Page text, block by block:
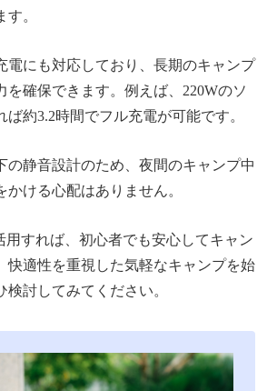
。
電にも対応しており、長期のキャンプ
を確保できます。例えば、220Wのソ
ば約3.2時間でフル充電が可能です。
の静音設計のため、夜間のキャンプ中
かける心配はありません。
用すれば、初心者でも安心してキャン
快適性を重視した気軽なキャンプを始
討してみてください。